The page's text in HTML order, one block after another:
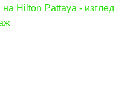
Hilton Pattaya - изглед